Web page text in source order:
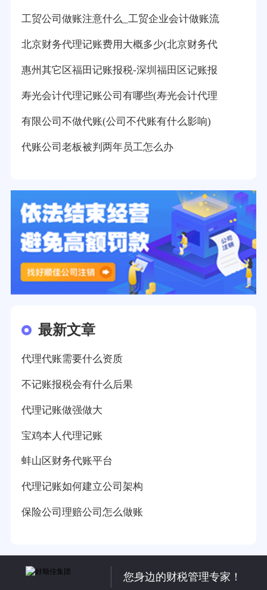
工贸公司做账注意什么_工贸企业会计做账流
北京财务代理记账费用大概多少(北京财务代
惠州其它区福田记账报税-深圳福田区记账报
寿光会计代理记账公司有哪些(寿光会计代理
有限公司不做代账(公司不代账有什么影响)
代账公司老板被判两年员工怎么办
最新文章
代理代账需要什么资质
不记账报税会有什么后果
代理记账做强做大
宝鸡本人代理记账
蚌山区财务代账平台
代理记账如何建立公司架构
保险公司理赔公司怎么做账
您身边的财税管理专家！